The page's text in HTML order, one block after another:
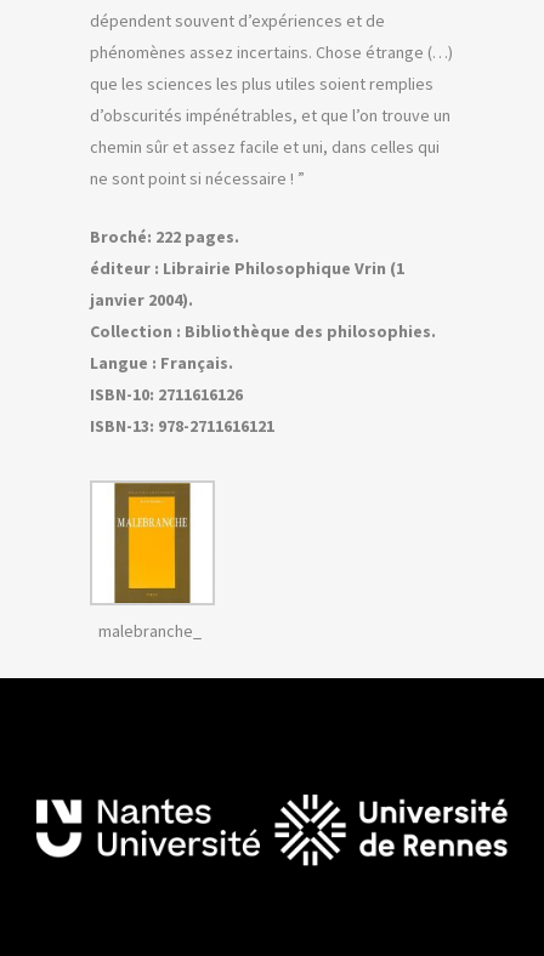
dépendent souvent d’expériences et de
phénomènes assez incertains. Chose étrange (…)
que les sciences les plus utiles soient remplies
d’obscurités impénétrables, et que l’on trouve un
chemin sûr et assez facile et uni, dans celles qui
ne sont point si nécessaire ! ”
Broché: 222 pages.
éditeur : Librairie Philosophique Vrin (1
janvier 2004).
Collection : Bibliothèque des philosophies.
Langue : Français.
ISBN-10: 2711616126
ISBN-13: 978-2711616121
malebranche_